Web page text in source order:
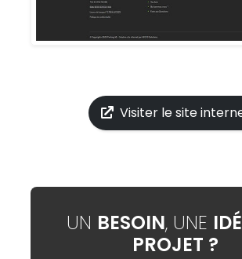
Visiter le site
UN BESOIN, UNE
PROJET ?